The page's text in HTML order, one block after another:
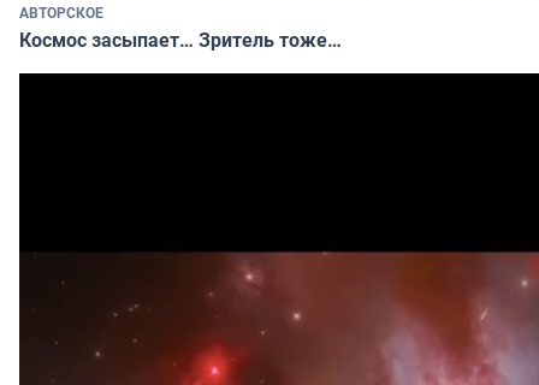
АВТОРСКОЕ
Космос засыпает… Зритель тоже…